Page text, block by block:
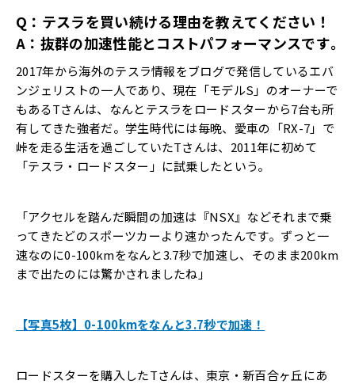
Q：テスラを買い続ける理由を教えてください！
A：抜群の加速性能とコストパフォーマンスです｡
2017年から海外のテスラ情報をブログで発信しているエバ
ンジェリストの一人であり、現在「モデルS」のオーナーで
もあるTさんは、なんとテスラをロードスターから7台も所
有してきた強者だ。学生時代には毎晩、愛車の「RX-7」で
峠を走る生活を過ごしていたTさんは、2011年に初めて
「テスラ・ロードスター」に試乗したという。
「アクセルを踏んだ瞬間の加速は『NSX』などそれまで乗
ってきたどのスポーツカーより速かったんです。ずっと一
速なのに0-100kmをなんと3.7秒で加速し、そのまま200km
まで出たのには驚かされましたね」
【写真5枚】0-100kmをなんと3.7秒で加速！
ロードスターを購入したTさんは、東京・新百合ヶ丘にあ